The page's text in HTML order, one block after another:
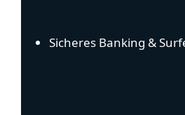
Sicheres Banking &